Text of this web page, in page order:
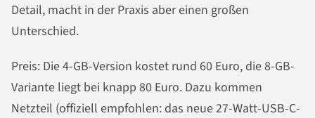
Detail, macht in der Praxis aber einen großen
Unterschied.
Preis: Die 4-GB-Version kostet rund 60 Euro, die 8-GB-
Variante liegt bei knapp 80 Euro. Dazu kommen
Netzteil (offiziell empfohlen: das neue 27-Watt-USB-C-